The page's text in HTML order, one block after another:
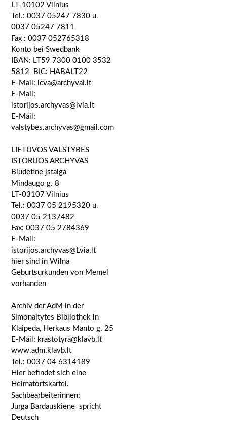
LT-10102 Vilnius
Tel.: 0037 05247 7830 u.
0037 05247 7811
Fax : 0037 052765318
Konto bei Swedbank
IBAN: LT59 7300 0100 3532
5812 BIC: HABALT22
E-Mail: lcva@archyvai.lt
E-Mail:
istorijos.archyvas@lvia.lt
E-Mail:
valstybes.archyvas@gmail.com
LIETUVOS VALSTYBES
ISTORUOS ARCHYVAS
Biudetine jstaiga
Mindaugo g. 8
LT-03107 Vilnius
Tel.: 0037 05 2195320 u.
0037 05 2137482
Fax: 0037 05 2784369
E-Mail:
istorijos.archyvas@Lvia.lt
hier sind in Wilna
Geburtsurkunden von Memel
vorhanden
Archiv der AdM in der
Simonaitytes Bibliothek in
Klaipeda, Herkaus Manto g. 25
E-Mail: krastotyra@klavb.lt
www.adm.klavb.lt
Tel.: 0037 04 6314189
Hier befindet sich eine
Heimatortskartei.
Sachbearbeiterinnen:
Jurga Bardauskiene spricht
Deutsch